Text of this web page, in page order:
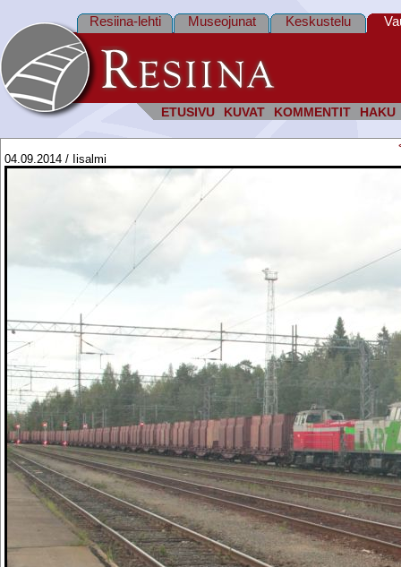
ETUSIVU KUVAT KOMMENTIT HAKU
Resiina-lehti Museojunat Keskustelu
04.09.2014 / Iisalmi